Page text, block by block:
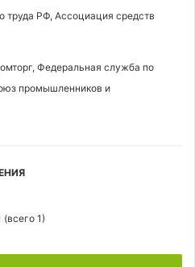
труда РФ, Ассоциация средств
Федеральная служба по
промышленников и
1)